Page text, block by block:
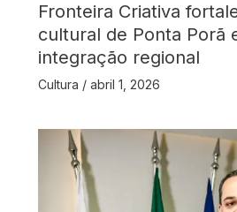
Fronteira Criativa
cultural de Ponta Porã
integração regional
Cultura / abril 1, 2026